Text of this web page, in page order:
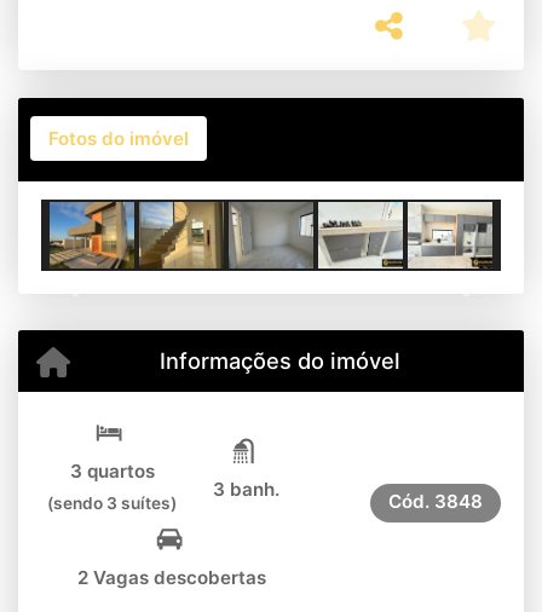
Fotos do imóvel
Informações do imóvel
3 quartos
(sendo 3 suítes)
3 banh.
2 Vagas descobertas
Cód. 3848